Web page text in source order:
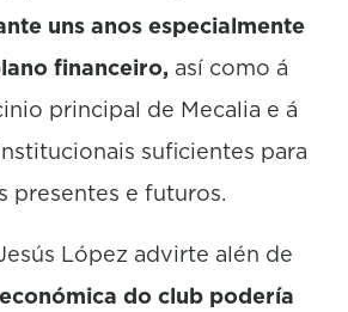
uns anos especialmente
financeiro, así como á
principal de Mecalia e á
suficientes para
presentes e futuros.
López advirte alén de
do club podería